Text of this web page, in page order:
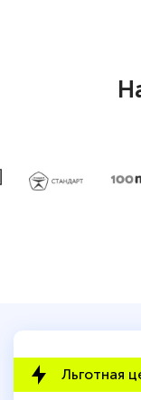
Льготная